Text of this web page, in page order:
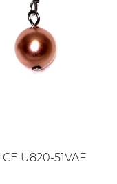
U820-51VAF